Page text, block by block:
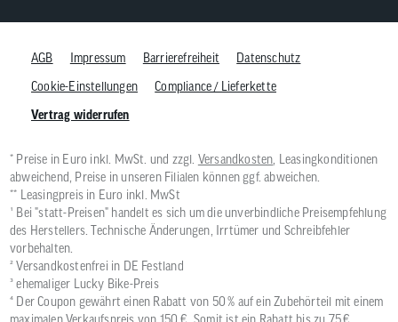
AGB Impressum Barrierefreiheit
Datenschutz
Cookie-Einstellungen
Compliance / Lieferkette
Vertrag widerrufen
* Preise in Euro inkl. MwSt. und zzgl. Versandkosten , Leasingkonditionen
abweichend, Preise in unseren Filialen können ggf. abweichen.
** Leasingpreis in Euro inkl. MwSt
¹ Bei "statt-Preisen" handelt es sich um die unverbindliche Preisempfehlung
des Herstellers. Technische Änderungen, Irrtümer und Schreibfehler
vorbehalten.
² Versandkostenfrei in DE Festland
³ ehemaliger Lucky Bike-Preis
⁴ Der Coupon gewährt einen Rabatt von 50 % auf ein Zubehörteil mit einem